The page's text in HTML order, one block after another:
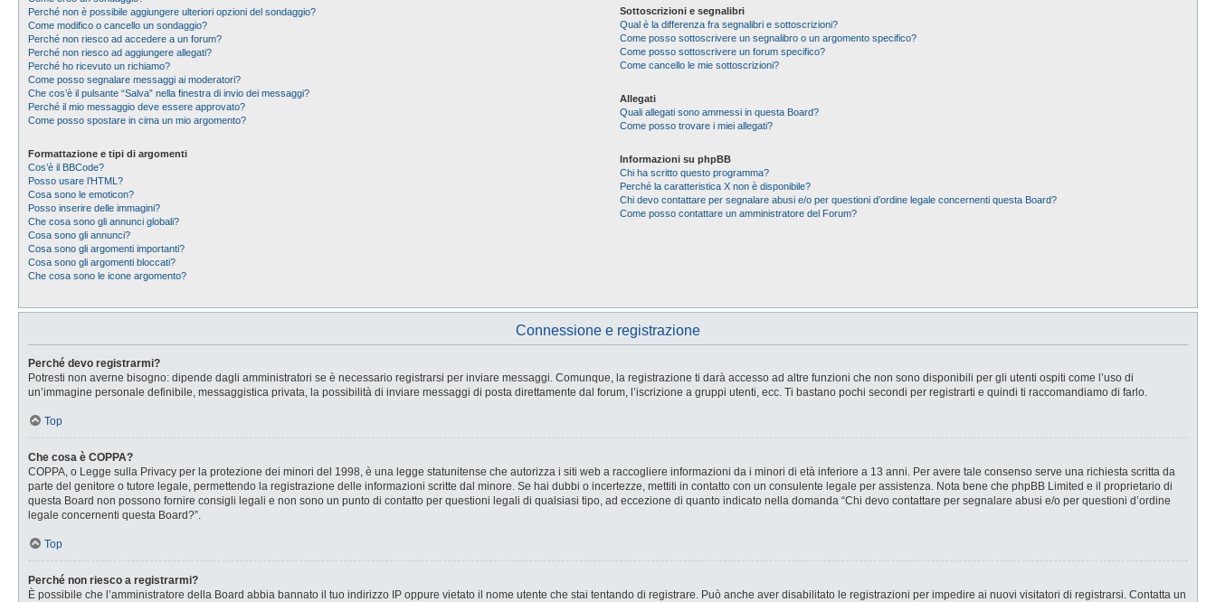
Perché non è possibile aggiungere ulteriori opzioni del sondaggio?
Come modifico o cancello un sondaggio?
Perché non riesco ad accedere a un forum?
Perché non riesco ad aggiungere allegati?
Perché ho ricevuto un richiamo?
Come posso segnalare messaggi ai moderatori?
Che cos’è il pulsante “Salva” nella finestra di invio dei messaggi?
Perché il mio messaggio deve essere approvato?
Come posso spostare in cima un mio argomento?
Formattazione e tipi di argomenti
Cos’è il BBCode?
Posso usare l’HTML?
Cosa sono le emoticon?
Posso inserire delle immagini?
Che cosa sono gli annunci globali?
Cosa sono gli annunci?
Cosa sono gli argomenti importanti?
Cosa sono gli argomenti bloccati?
Che cosa sono le icone argomento?
Sottoscrizioni e segnalibri
Qual è la differenza fra segnalibri e sottoscrizioni?
Come posso sottoscrivere un segnalibro o un argomento specifico?
Come posso sottoscrivere un forum specifico?
Come cancello le mie sottoscrizioni?
Allegati
Quali allegati sono ammessi in questa Board?
Come posso trovare i miei allegati?
Informazioni su phpBB
Chi ha scritto questo programma?
Perché la caratteristica X non è disponibile?
Chi devo contattare per segnalare abusi e/o per questioni d’ordine legale concernenti questa Board?
Come posso contattare un amministratore del Forum?
Connessione e registrazione
Perché devo registrarmi?
Potresti non averne bisogno: dipende dagli amministratori se è necessario registrarsi per inviare messaggi. Comunque, la registrazione ti darà accesso ad altre funzioni che non sono disponibili per gli utenti ospiti come l’uso di
un’immagine personale definibile, messaggistica privata, la possibilità di inviare messaggi di posta direttamente dal forum, l’iscrizione a gruppi utenti, ecc. Ti bastano pochi secondi per registrarti e quindi ti raccomandiamo di farlo.
Top
Che cosa è COPPA?
COPPA, o Legge sulla Privacy per la protezione dei minori del 1998, è una legge statunitense che autorizza i siti web a raccogliere informazioni da i minori di età inferiore a 13 anni. Per avere tale consenso serve una richiesta scritta da
parte del genitore o tutore legale, permettendo la registrazione delle informazioni scritte dal minore. Se hai dubbi o incertezze, mettiti in contatto con un consulente legale per assistenza. Nota bene che phpBB Limited e il proprietario di
questa Board non possono fornire consigli legali e non sono un punto di contatto per questioni legali di qualsiasi tipo, ad eccezione di quanto indicato nella domanda “Chi devo contattare per segnalare abusi e/o per questioni d’ordine
legale concernenti questa Board?”.
Top
Perché non riesco a registrarmi?
È possibile che l’amministratore della Board abbia bannato il tuo indirizzo IP oppure vietato il nome utente che stai tentando di registrare. Può anche aver disabilitato le registrazioni per impedire ai nuovi visitatori di registrarsi. Contatta un